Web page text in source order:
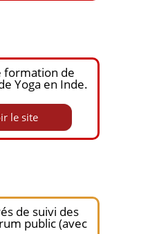
formation de
Yoga en Inde.
le site
de suivi des
public (avec